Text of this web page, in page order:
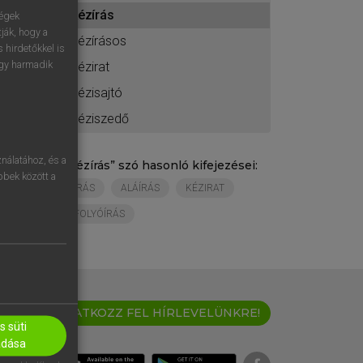
kézírás
kézírásos
kézirat
kézisajtó
kéziszedő
„ kézírás” szó hasonló kifejezései:
ÍRÁS ALÁÍRÁS KÉZIRAT
FOLYÓÍRÁS
IRATKOZZ FEL HÍRLEVELÜNKRE!
hogy a
hirdetőkkel is
harmadik
és a
között a
süti